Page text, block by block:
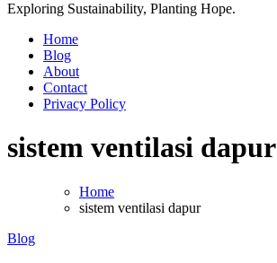
Exploring Sustainability, Planting Hope.
Home
Blog
About
Contact
Privacy Policy
sistem ventilasi dapur
Home
sistem ventilasi dapur
Blog